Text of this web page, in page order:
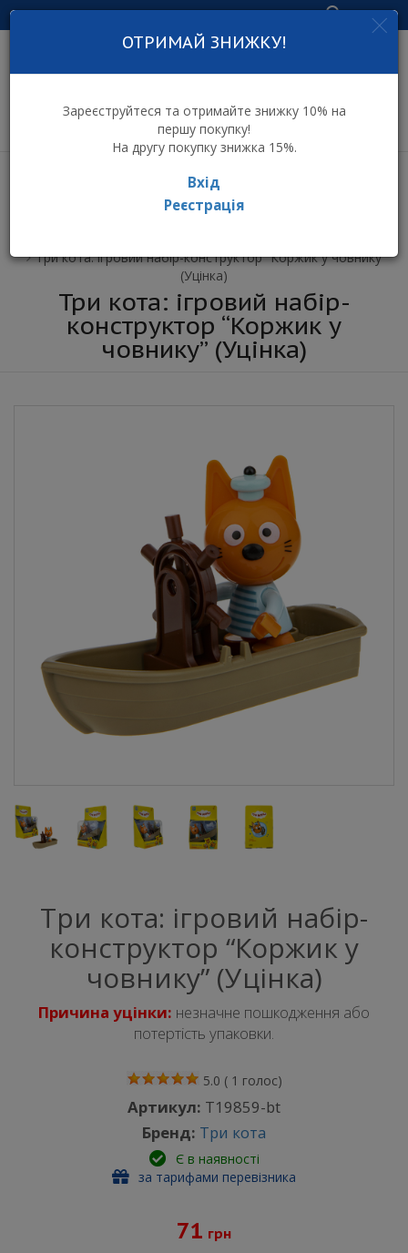
Увійти
інтернет-магазин
ОТРИМАЙ ЗНИЖКУ!
Зареєструйтеся та отримайте знижку 10% на
першу покупку!
На другу покупку знижка 15%.
Вхід
Реєстрація
Три кота: ігровий набір-конструктор “Коржик у човнику”
(Уцінка)
Три кота: ігровий набір-
конструктор “Коржик у
човнику” (Уцінка)
Три кота: ігровий набір-
конструктор “Коржик у
човнику” (Уцінка)
Причина уцінки: незначне пошкодження або
потертість упаковки.
5.0 ( 1 голос)
Артикул: Т19859-bt
Бренд: Три кота
Є в наявності
за тарифами перевізника
71 грн